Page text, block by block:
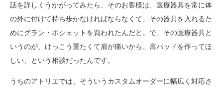
話を詳しくうかがってみたら、そのお客様は、医療器具を常に体
の外に付けて持ち歩かなければならなくて、その器具を入れるた
めにグラン・ポシェットを買われたんだと。で、その医療器具と
いうのが、けっこう重たくて肩が痛いから、肩パッドを作ってほ
しい、という相談だったんです。
うちのアトリエでは、そういうカスタムオーダーに幅広く対応さ